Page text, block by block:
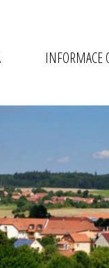
INFORMACE